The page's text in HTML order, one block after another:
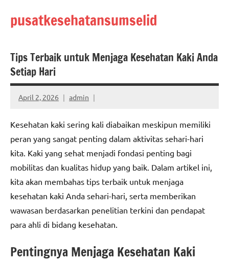
pusatkesehatansumselid
Tips Terbaik untuk Menjaga Kesehatan Kaki Anda
Setiap Hari
April 2, 2026 admin
Kesehatan kaki sering kali diabaikan meskipun memiliki
peran yang sangat penting dalam aktivitas sehari-hari
kita. Kaki yang sehat menjadi fondasi penting bagi
mobilitas dan kualitas hidup yang baik. Dalam artikel ini,
kita akan membahas tips terbaik untuk menjaga
kesehatan kaki Anda sehari-hari, serta memberikan
wawasan berdasarkan penelitian terkini dan pendapat
para ahli di bidang kesehatan.
Pentingnya Menjaga Kesehatan Kaki